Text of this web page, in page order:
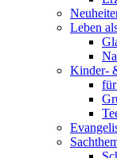
Leben
Kinder-